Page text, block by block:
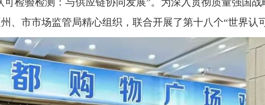
市市场监管局精心组织，联合开展了第十八个“世界认